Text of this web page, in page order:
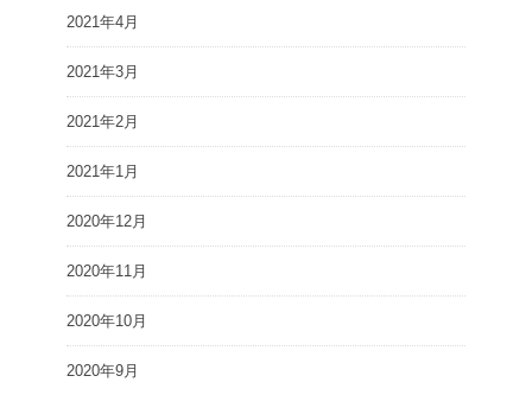
2021年4月
2021年3月
2021年2月
2021年1月
2020年12月
2020年11月
2020年10月
2020年9月